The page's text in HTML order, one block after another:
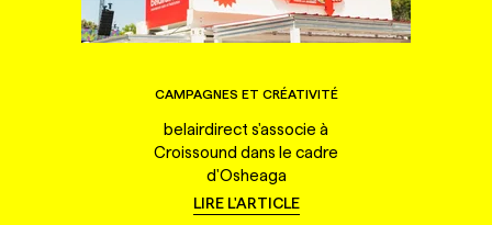
CAMPAGNES ET CRÉATIVITÉ
belairdirect s'associe à
Croissound dans le cadre
d'Osheaga
LIRE L'ARTICLE